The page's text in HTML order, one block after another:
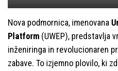
Nova podmornica, imenovana
Platform (UWEP), predstavlja
inženiringa in revolucionaren
zabave. To izjemno plovilo, ki